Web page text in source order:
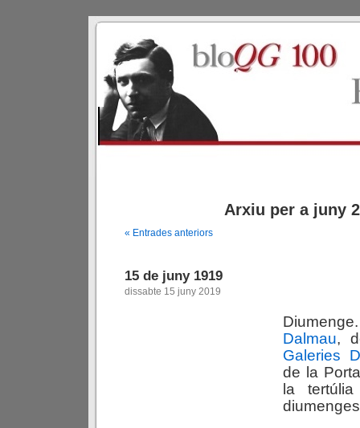
Arxiu per a juny
« Entrades anteriors
15 de juny 1919
dissabte 15 juny 2019
Dalmau,
Galeries
de la
la